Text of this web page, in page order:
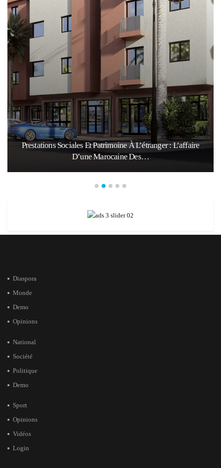
Prestations Sociales Et Patrimoine À L’étranger : L’affaire
D’une Marocaine Des…
Diaspora
Monde
Demo
Opinions
National
Société
Politique
Demo
Sport
Opinions
Vidéos
Login